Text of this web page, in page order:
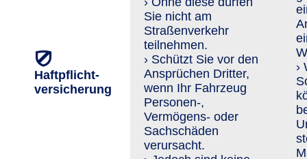
Haftpflicht­
versicherung
Sie nicht am
Straßenverkehr
teilnehmen.
› Schützt Sie vor den
An­sprü­chen Dritter,
wenn Ihr Fahrzeug
Personen-,
Vermögens- oder
Sachschäden
verursacht.
›